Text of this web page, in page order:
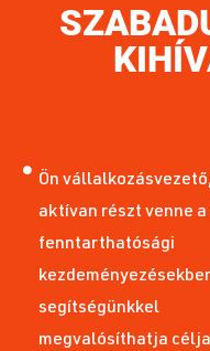
Ön
aktívan részt venne a
fenntarthatósági
segítségünkkel
megvalósíthatja